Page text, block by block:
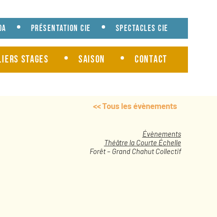
Présentation cie Spectacles cie
Stages Saison Contact
Évènements
Théâtre la Courte Échelle
Forêt – Grand Chahut Collectif
<< Tous les évènements